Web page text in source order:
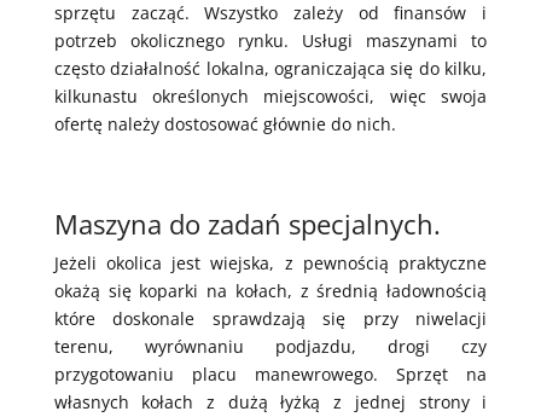
sprzętu zacząć. Wszystko zależy od finansów i
potrzeb okolicznego rynku. Usługi maszynami to
często działalność lokalna, ograniczająca się do kilku,
kilkunastu określonych miejscowości, więc swoja
ofertę należy dostosować głównie do nich.
Maszyna do zadań specjalnych.
Jeżeli okolica jest wiejska, z pewnością praktyczne
okażą się koparki na kołach, z średnią ładownością
które doskonale sprawdzają się przy niwelacji
terenu, wyrównaniu podjazdu, drogi czy
przygotowaniu placu manewrowego. Sprzęt na
własnych kołach z dużą łyżką z jednej strony i